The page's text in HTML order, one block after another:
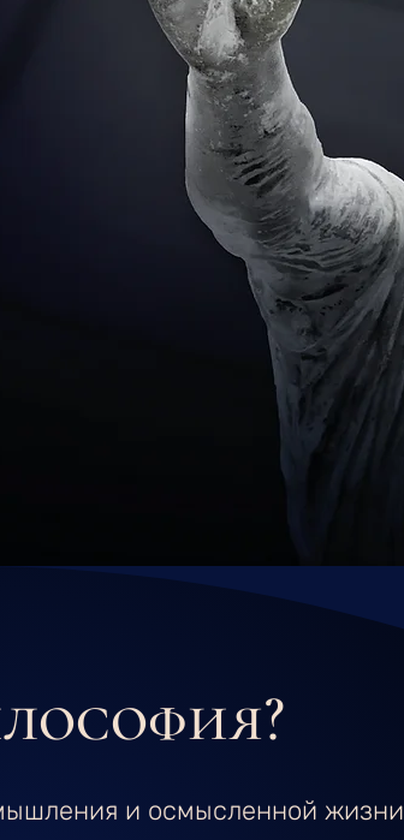
и осмысленной жизни